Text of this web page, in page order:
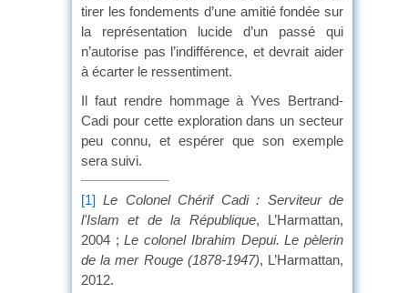
tirer les fondements d’une amitié fondée sur
la représentation lucide d’un passé qui
n’autorise pas l’indifférence, et devrait aider
à écarter le ressentiment.
Il faut rendre hommage à Yves Bertrand-
Cadi pour cette exploration dans un secteur
peu connu, et espérer que son exemple
sera suivi.
[1] Le Colonel Chérif Cadi : Serviteur de
l'Islam et de la République, L’Harmattan,
2004 ;Le colonel Ibrahim Depui. Le pèlerin
de la mer Rouge (1878-1947), L’Harmattan,
2012.